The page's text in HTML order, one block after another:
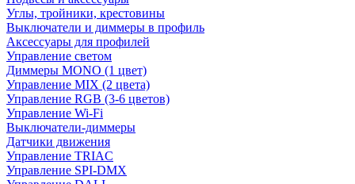
Углы, тройники, крестовины
Выключатели и диммеры в профиль
Аксессуары для профилей
Управление светом
Диммеры MONO (1 цвет)
Управление MIX (2 цвета)
Управление RGB (3-6 цветов)
Управление Wi-Fi
Выключатели-диммеры
Датчики движения
Управление TRIAC
Управление SPI-DMX